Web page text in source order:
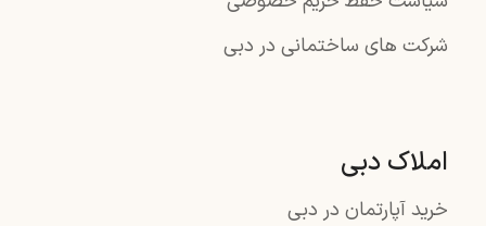
شرکت های ساختمانی در دبی
املاک دبی
خرید آپارتمان در دبی